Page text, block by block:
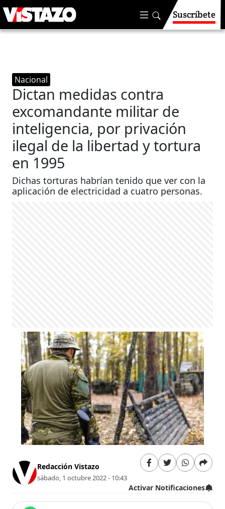
Suscríbete
Nacional
Dictan medidas contra
excomandante militar de
inteligencia, por privación
ilegal de la libertad y tortura
en 1995
Dichas torturas habrían tenido que ver con la
aplicación de electricidad a cuatro personas.
Redacción Vistazo
sábado, 1 octubre 2022 - 10:43
Activar Notificaciones